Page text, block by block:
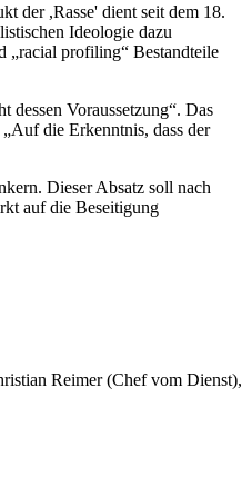
der ,Rasse' dient seit dem 18.
Ideologie dazu
„racial profiling“ Bestandteile
dessen Voraussetzung“. Das
die Erkenntnis, dass der
Dieser Absatz soll nach
auf die Beseitigung
Reimer (Chef vom Dienst),